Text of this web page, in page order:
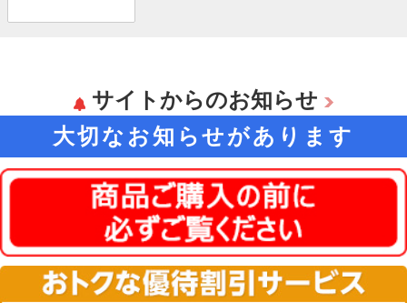
サイトからのお知らせ
大切なお知らせがあります